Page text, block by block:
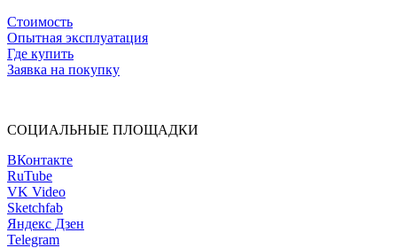
Стоимость
Опытная эксплуатация
Где купить
Заявка на покупку
СОЦИАЛЬНЫЕ ПЛОЩАДКИ
ВКонтакте
RuTube
VK Video
Sketchfab
Яндекс Дзен
Telegram